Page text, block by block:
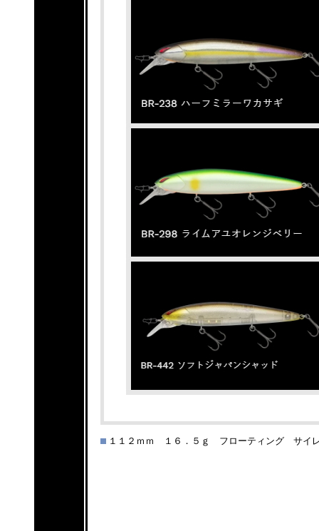
１１２ｍｍ １６．５ｇ フローティング サイ